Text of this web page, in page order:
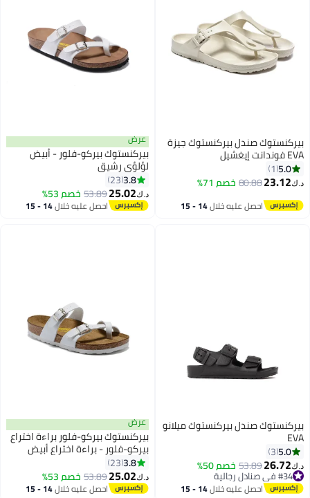
بيركنستوك صندل بيركنستوك جيزة
EVA فوندانت إيغشيل
5.0
1
د.ك‏23.12
80.88خصم 71%
احصل عليه خلال 14 - 15
22
عرض
بيركنستوك بيركو-فلور - أبيض
لؤلؤي رشيق
3.8
23
د.ك‏25.02
53.89خصم 53%
احصل عليه خلال 14 - 15
بيركنستوك صندل بيركنستوك ميلانو
EVA
5.0
3
د.ك‏26.72
53.89خصم 50%
#34 في صنادل رجالية
#34 في صنادل رجالية احصل عليه خلال 14 - 15
22
عرض
بيركنستوك بيركو-فلور براءة اختراع
بيركو-فلور - براءة اختراع أبيض
3.8
23
د.ك‏25.02
53.89خصم 53%
احصل عليه خلال 14 - 15